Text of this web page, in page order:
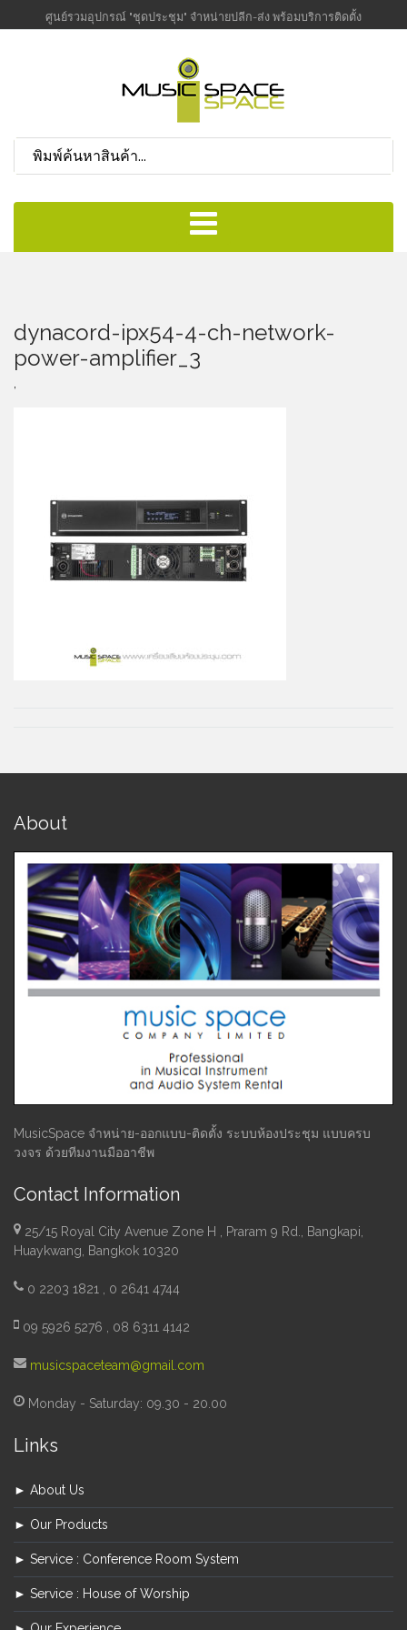
ศูนย์รวมอุปกรณ์ "ชุดประชุม" จำหน่ายปลีก-ส่ง พร้อมบริการติดตั้ง
dynacord-ipx54-4-ch-network-
power-amplifier_3
About
MusicSpace จำหน่าย-ออกแบบ-ติดตั้ง ระบบห้องประชุม แบบครบ
วงจร ด้วยทีมงานมืออาชีพ
Contact Information
25/15 Royal City Avenue Zone H , Praram 9 Rd., Bangkapi,
Huaykwang, Bangkok 10320
0 2203 1821 , 0 2641 4744
09 5926 5276 , 08 6311 4142
musicspaceteam@gmail.com
Monday - Saturday: 09.30 - 20.00
Links
► About Us
► Our Products
► Service : Conference Room System
► Service : House of Worship